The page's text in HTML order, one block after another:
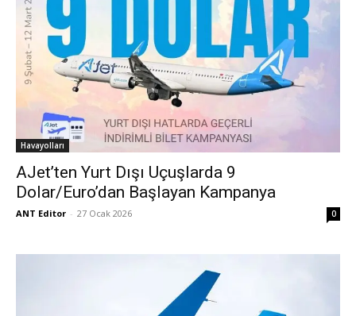
Havayolları
AJet’ten Yurt Dışı Uçuşlarda 9
Dolar/Euro’dan Başlayan Kampanya
ANT Editor - 27 Ocak 2026 0